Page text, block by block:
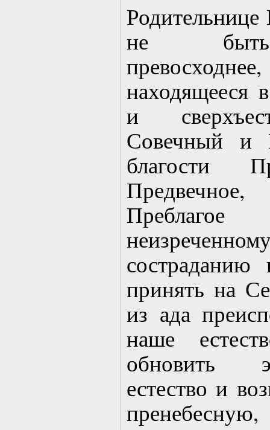
не быть
находящееся
и
Совечный и
благости
принять на
из ада
наше
обновить
естество и